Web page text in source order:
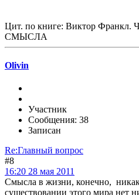
Цит. по книге: Виктор
СМЫСЛА
Olivin
Участник
Сообщения: 38
Записан
Re:Главный вопрос
#8
16:20 28 мая 2011
Смысла в жизни, конечно,
существовании этого мира нет